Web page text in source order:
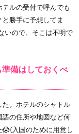
ルの受付で呼んでも
勝手に予想してま
いので、そこは不明で
備はしておくべ
。ホテルのシャトル
の住所や地図など何
入国のために用意し